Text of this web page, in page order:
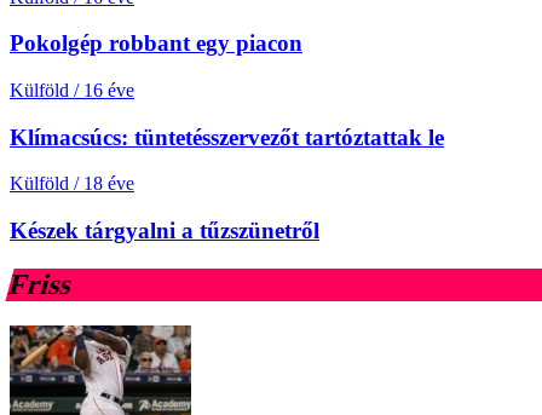
Pokolgép robbant egy piacon
Külföld / 16 éve
Klímacsúcs: tüntetésszervezőt tartóztattak le
Külföld / 18 éve
Készek tárgyalni a tűzszünetről
Friss